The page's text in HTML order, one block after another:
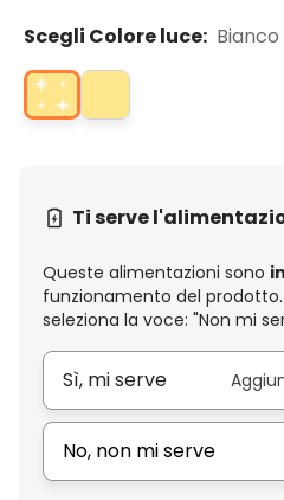
Scegli Colore luce:
Ti serve
Queste alimentazioni sono
funzionamento del prodotto.
seleziona la voce: "Non mi
Sì, mi serve
No, non mi serve